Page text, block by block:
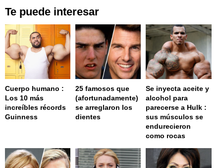
Te puede interesar
Cuerpo humano :
Los 10 más
increíbles récords
Guinness
25 famosos que
(afortunadamente)
se arreglaron los
dientes
Se inyecta aceite y
alcohol para
parecerse a Hulk :
sus músculos se
endurecieron
como rocas